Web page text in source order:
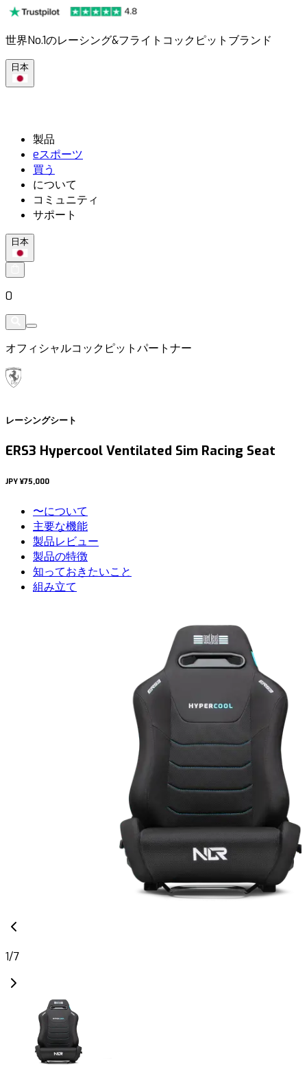
世界No.1のレーシング&フライトコックピットブランド
日本
製品
eスポーツ
買う
について
コミュニティ
サポート
日本
0
オフィシャルコックピットパートナー
レーシングシート
ERS3 Hypercool Ventilated Sim Racing Seat
JPY ¥75,000
〜について
主要な機能
製品レビュー
製品の特徴
知っておきたいこと
組み立て
1/7